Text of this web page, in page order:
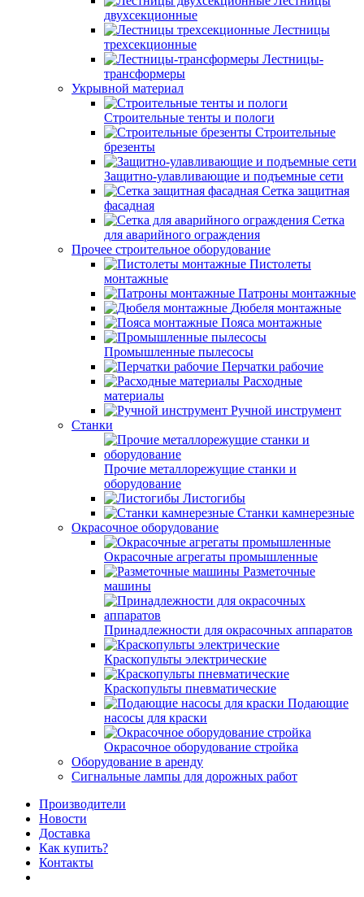
двухсекционные
Лестницы
трехсекционные
Лестницы-
трансформеры
Укрывной материал
Строительные тенты и пологи
Строительные
брезенты
Защитно-улавливающие и подъемные сети
Сетка защитная
фасадная
Сетка
для аварийного ограждения
Прочее строительное оборудование
Пистолеты
монтажные
Патроны монтажные
Дюбеля монтажные
Пояса монтажные
Промышленные пылесосы
Перчатки рабочие
Расходные
материалы
Ручной инструмент
Станки
Прочие металлорежущие станки и
оборудование
Листогибы
Станки камнерезные
Окрасочное оборудование
Окрасочные агрегаты промышленные
Разметочные
машины
Принадлежности для окрасочных аппаратов
Краскопульты электрические
Краскопульты пневматические
Подающие
насосы для краски
Окрасочное оборудование стройка
Оборудование в аренду
Сигнальные лампы для дорожных работ
Производители
Новости
Доставка
Как купить?
Контакты